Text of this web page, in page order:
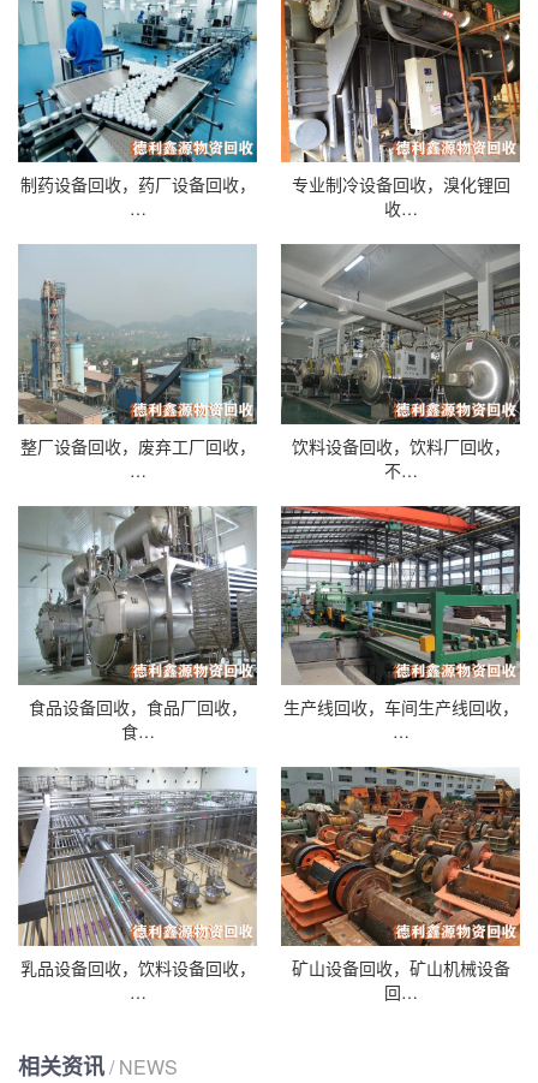
制药设备回收，药厂设备回收，
…
专业制冷设备回收，溴化锂回
收…
整厂设备回收，废弃工厂回收，
…
饮料设备回收，饮料厂回收，
不…
食品设备回收，食品厂回收，
食…
生产线回收，车间生产线回收，
…
乳品设备回收，饮料设备回收，
…
矿山设备回收，矿山机械设备
回…
相关资讯/ NEWS